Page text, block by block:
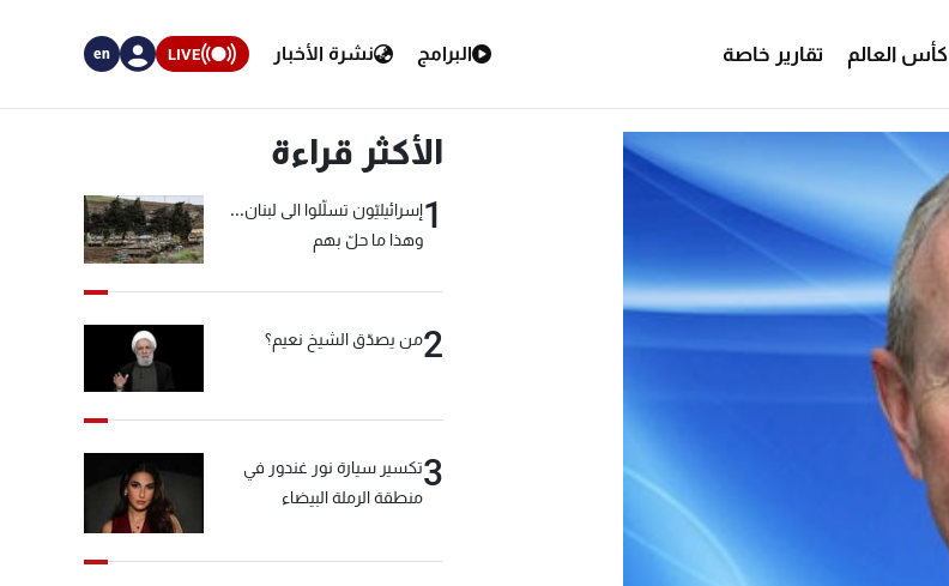
كأس العالم تقارير خاصة البرامج نشرة الأخبار LIVE
en
الأكثر قراءة
1إسرائيليّون تسلّلوا الى لبنان...
وهذا ما حلّ بهم
2من يصدّق الشيخ نعيم؟
3تكسير سيارة نور غندور في
منطقة الرملة البيضاء